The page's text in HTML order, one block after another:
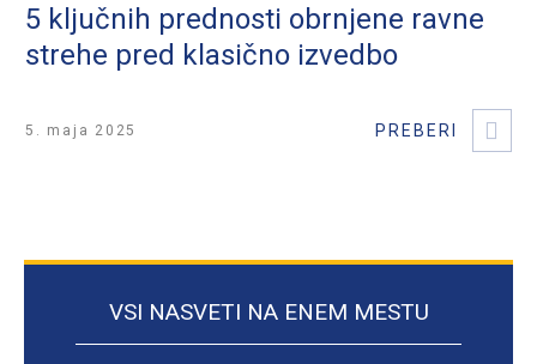
5 ključnih prednosti obrnjene ravne
strehe pred klasično izvedbo
5. maja 2025
VSI NASVETI NA ENEM MESTU